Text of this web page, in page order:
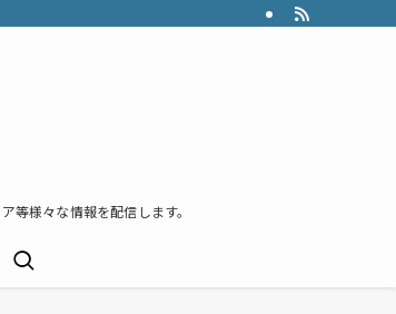
等様々な情報を配信します。